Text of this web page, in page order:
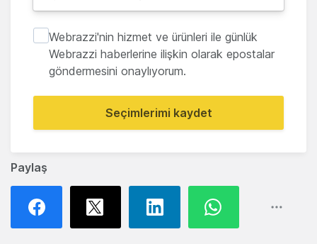
Paylaş
Webrazzi'nin hizmet ve ürünleri ile günlük
Webrazzi haberlerine ilişkin olarak epostalar
göndermesini onaylıyorum.
Seçimlerimi kaydet